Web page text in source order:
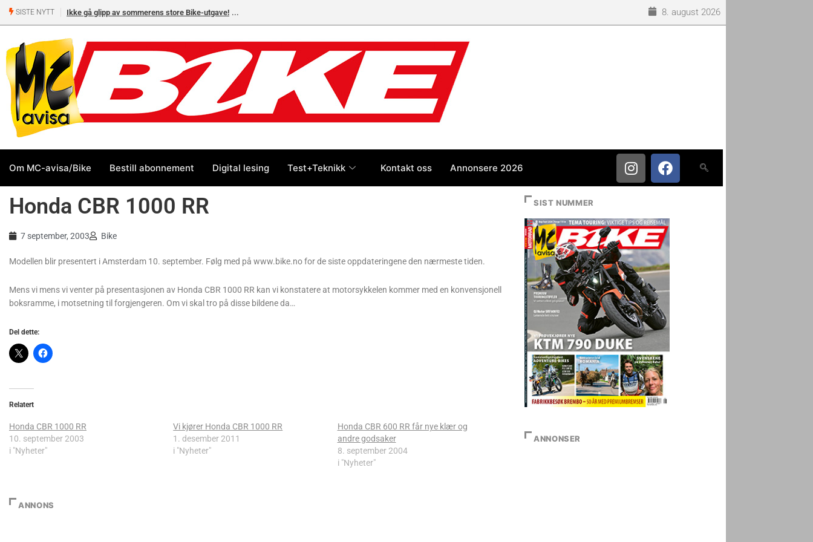
SISTE NYTT Ikke gå glipp av sommerens store Bike-utgave! 8. august 2026
Om MC-avisa/Bike Bestill abonnement Digital lesing Test+Teknikk Kontakt oss Annonsere 2026
Honda CBR 1000 RR
7 september, 2003 Bike
Modellen blir presentert i Amsterdam 10. september. Følg med på www.bike.no for de siste oppdateringene den nærmeste tiden.
Mens vi mens vi venter på presentasjonen av Honda CBR 1000 RR kan vi konstatere at motorsykkelen kommer med en konvensjonell
boksramme, i motsetning til forgjengeren. Om vi skal tro på disse bildene da…
Del dette:
Relatert
Honda CBR 1000 RR
10. september 2003
i "Nyheter"
Vi kjører Honda CBR 1000 RR
1. desember 2011
i "Nyheter"
Honda CBR 600 RR får nye klær og
andre godsaker
8. september 2004
i "Nyheter"
ANNONS
SIST NUMMER
ANNONSER